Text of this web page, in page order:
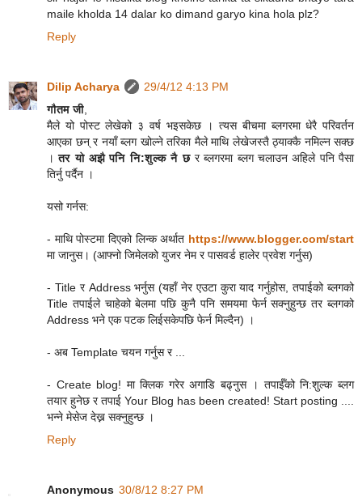
maile kholda 14 dalar ko dimand garyo kina hola plz?
Reply
Dilip Acharya
29/4/12 4:13 PM
गौतम जी
मैले यो पोस्ट लेखेको ३ वर्ष भइसकेछ । त्यस बीचमा ब्लगरमा धेरै परिवर्तन
आएका छन् र नयाँ ब्लग खोल्ने तरिका मैले माथि लेखेजस्तै ठ्याक्कै नमिल्न सक्छ
।तर यो अझै पनि नि:शुल्क नै छर ब्लगरमा ब्लग चलाउन अहिले पनि पैसा
तिर्नु पर्दैन ।
यसो गर्नस:
- माथि पोस्टमा दिएको लिन्क अर्थात https://www.blogger.com/start
मा जानुस। (आफ्नो जिमेलको युजर नेम र पासवर्ड हालेर प्रवेश गर्नुस)
- Title र Address भर्नुस (यहाँ नेर एउटा कुरा याद गर्नुहोस, तपाईको ब्लगको
Title तपाईले चाहेको बेलमा पछि कुनै पनि समयमा फेर्न सक्नुहुन्छ तर ब्लगको
Address भने एक पटक लिईसकेपछि फेर्न मिल्दैन) ।
- अब Template चयन गर्नुस र ...
- Create blog! मा क्लिक गरेर अगाडि बढ्नुस । तपाईँको नि:शुल्क ब्लग
तयार हुनेछ र तपाई Your Blog has been created! Start posting ....
भन्ने मेसेज देख्न सक्नुहुन्छ ।
Reply
Anonymous 30/8/12 8:27 PM